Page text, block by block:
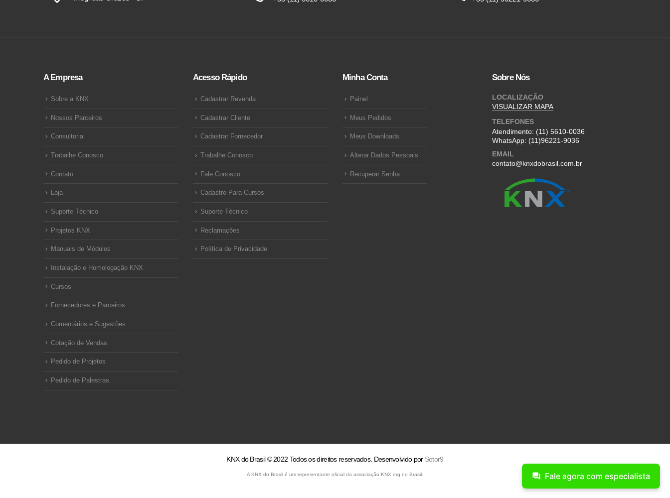
A Empresa
Sobre a KNX
Nossos Parceiros
Consultoria
Trabalhe Conosco
Contato
Loja
Suporte Técnico
Projetos KNX
Manuais de Módulos
Instalação e Homologação KNX
Cursos
Fornecedores e Parceiros
Comentários e Sugestões
Cotação de Vendas
Pedido de Projetos
Pedido de Palestras
Acesso Rápido
Cadastrar Revenda
Cadastrar Cliente
Cadastrar Fornecedor
Trabalhe Conosco
Fale Conosco
Cadastro Para Cursos
Suporte Técnico
Reclamações
Política de Privacidade
Minha Conta
Painel
Meus Pedidos
Meus Downloads
Alterar Dados Pessoais
Recuperar Senha
Sobre Nós
LOCALIZAÇÃO
VISUALIZAR MAPA
TELEFONES
Atendimento: (11) 5610-0036
WhatsApp: (11)96221-9036
EMAIL
contato@knxdobrasil.com.br
KNX do Brasil © 2022 Todos os direitos reservados. Desenvolvido por Setor9
A KNX do Brasil é um representante oficial da associação KNX.org no Brasil. Fale agora com especialista